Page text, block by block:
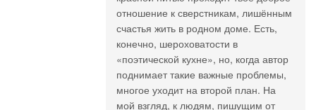
отношение к сверстникам, лишённым
счастья жить в родном доме. Есть,
конечно, шероховатости в
«поэтической кухне», но, когда автор
поднимает такие важные проблемы,
многое уходит на второй план. На
мой взгляд, к людям, пишущим от